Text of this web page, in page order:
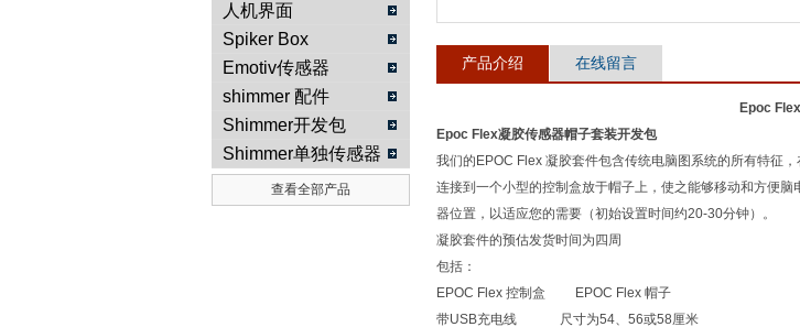
人机界面
Spiker Box
Emotiv传感器
shimmer 配件
Shimmer开发包
Shimmer单独传感器
查看全部产品
产品介绍 在线留言
Epoc
Epoc Flex凝胶传感器帽子套装开发包
我们的 EPOC Flex 凝胶套件包含传统电脑图系统的所有特征
连接到一个小型的控制盒放于帽子上，使之能够移动和方便脑
器位置，以适应您的需要（初始设置时间约20-30分钟）。
凝胶套件的预估发货时间为四周
包括：
EPOC Flex 控制盒 EPOC Flex 帽子
带USB充电线 尺寸为54、 56或58厘米